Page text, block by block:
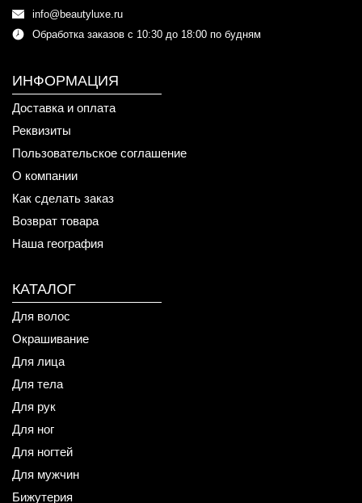
info@beautyluxe.ru
Обработка заказов с 10:30 до 18:00 по будням
ИНФОРМАЦИЯ
Доставка и оплата
Реквизиты
Пользовательское соглашение
О компании
Как сделать заказ
Возврат товара
Наша география
КАТАЛОГ
Для волос
Окрашивание
Для лица
Для тела
Для рук
Для ног
Для ногтей
Для мужчин
Бижутерия